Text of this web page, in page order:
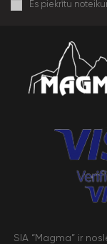
Es piekrītu
SIA “Magma” ir